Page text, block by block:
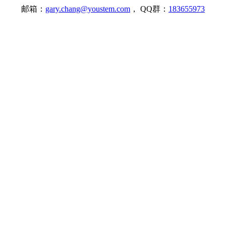
邮箱： gary.chang@youstem.com ， QQ群： 183655973